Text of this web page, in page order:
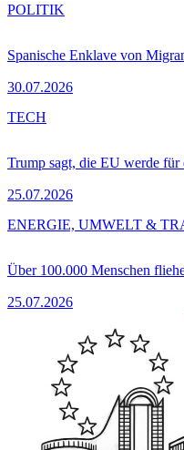
Spanische Enklave von
30.07.2026
POLITIK
Trump sagt, die EU werde für
25.07.2026
TECH
Über 100.000 Menschen
25.07.2026
ENERGIE, UMWELT &